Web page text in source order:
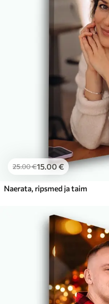
25.00€15 .00€
Naerata, ripsmed ja taim